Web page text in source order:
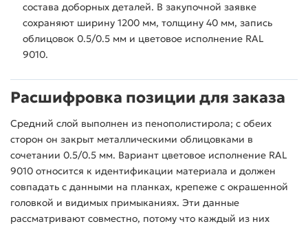
состава доборных деталей. В закупочной заявке
сохраняют ширину 1200 мм, толщину 40 мм, запись
облицовок 0.5/0.5 мм и цветовое исполнение RAL
9010.
Расшифровка позиции для заказа
Средний слой выполнен из пенополистирола; с обеих
сторон он закрыт металлическими облицовками в
сочетании 0.5/0.5 мм. Вариант цветовое исполнение RAL
9010 относится к идентификации материала и должен
совпадать с данными на планках, крепеже с окрашенной
головкой и видимых примыканиях. Эти данные
рассматривают совместно, потому что каждый из них